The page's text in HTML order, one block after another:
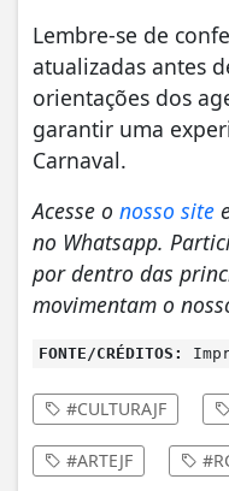
Lembre-se de
atualizadas antes
orientações dos
garantir uma
Carnaval.
Acesse o nosso site
no Whatsapp.
por dentro das
movimentam o
FONTE/CRÉDITOS:
#CULTURAJF
#ARTEJF